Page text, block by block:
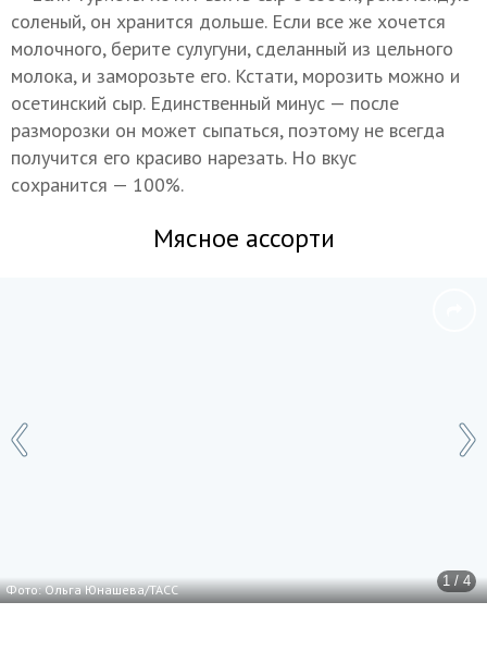
соленый, он хранится дольше. Если все же хочется
молочного, берите сулугуни, сделанный из цельного
молока, и заморозьте его. Кстати, морозить можно и
осетинский сыр. Единственный минус — после
разморозки он может сыпаться, поэтому не всегда
получится его красиво нарезать. Но вкус
сохранится — 100%.
Мясное ассорти
1 / 4
Фото: Ольга Юнашева/ТАСС